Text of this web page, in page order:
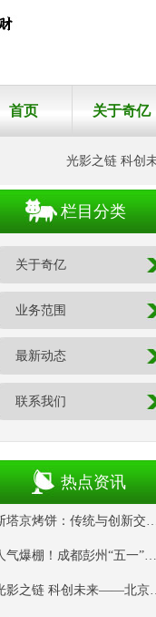
首页 关于奇亿
光影之链 科创未来——
栏目分类
关于奇亿
业务范围
最新动态
联系我们
热点资讯
斯塔京烤饼：传统与创新交织的美食新篇_
人气爆棚！成都彭州“五一”假期超50家精品民宿满房
光影之链 科创未来——北